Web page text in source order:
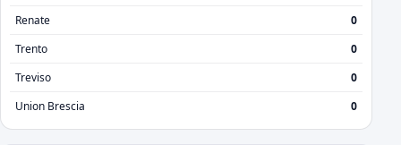
Renate
0
Trento
0
Treviso
0
Union Brescia
0